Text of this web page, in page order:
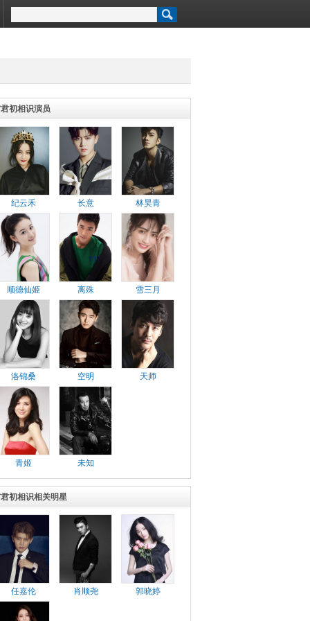
初相识演员
纪云禾 长意 林昊青
顺德仙姬 离殊 雪三月
洛锦桑 空明 天师
青姬 未知
初相识相关明星
任嘉伦 肖顺尧 郭晓婷